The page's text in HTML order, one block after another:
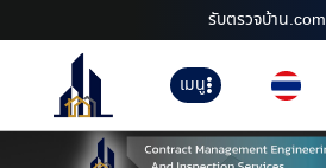
รับตรวจบ้าน.com
เมนู